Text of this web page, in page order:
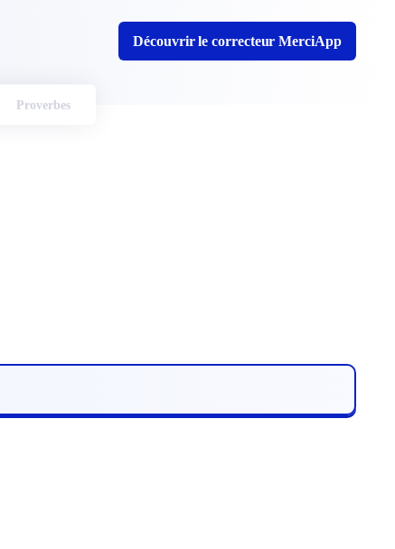
Découvrir le correcteur MerciApp
Proverbes